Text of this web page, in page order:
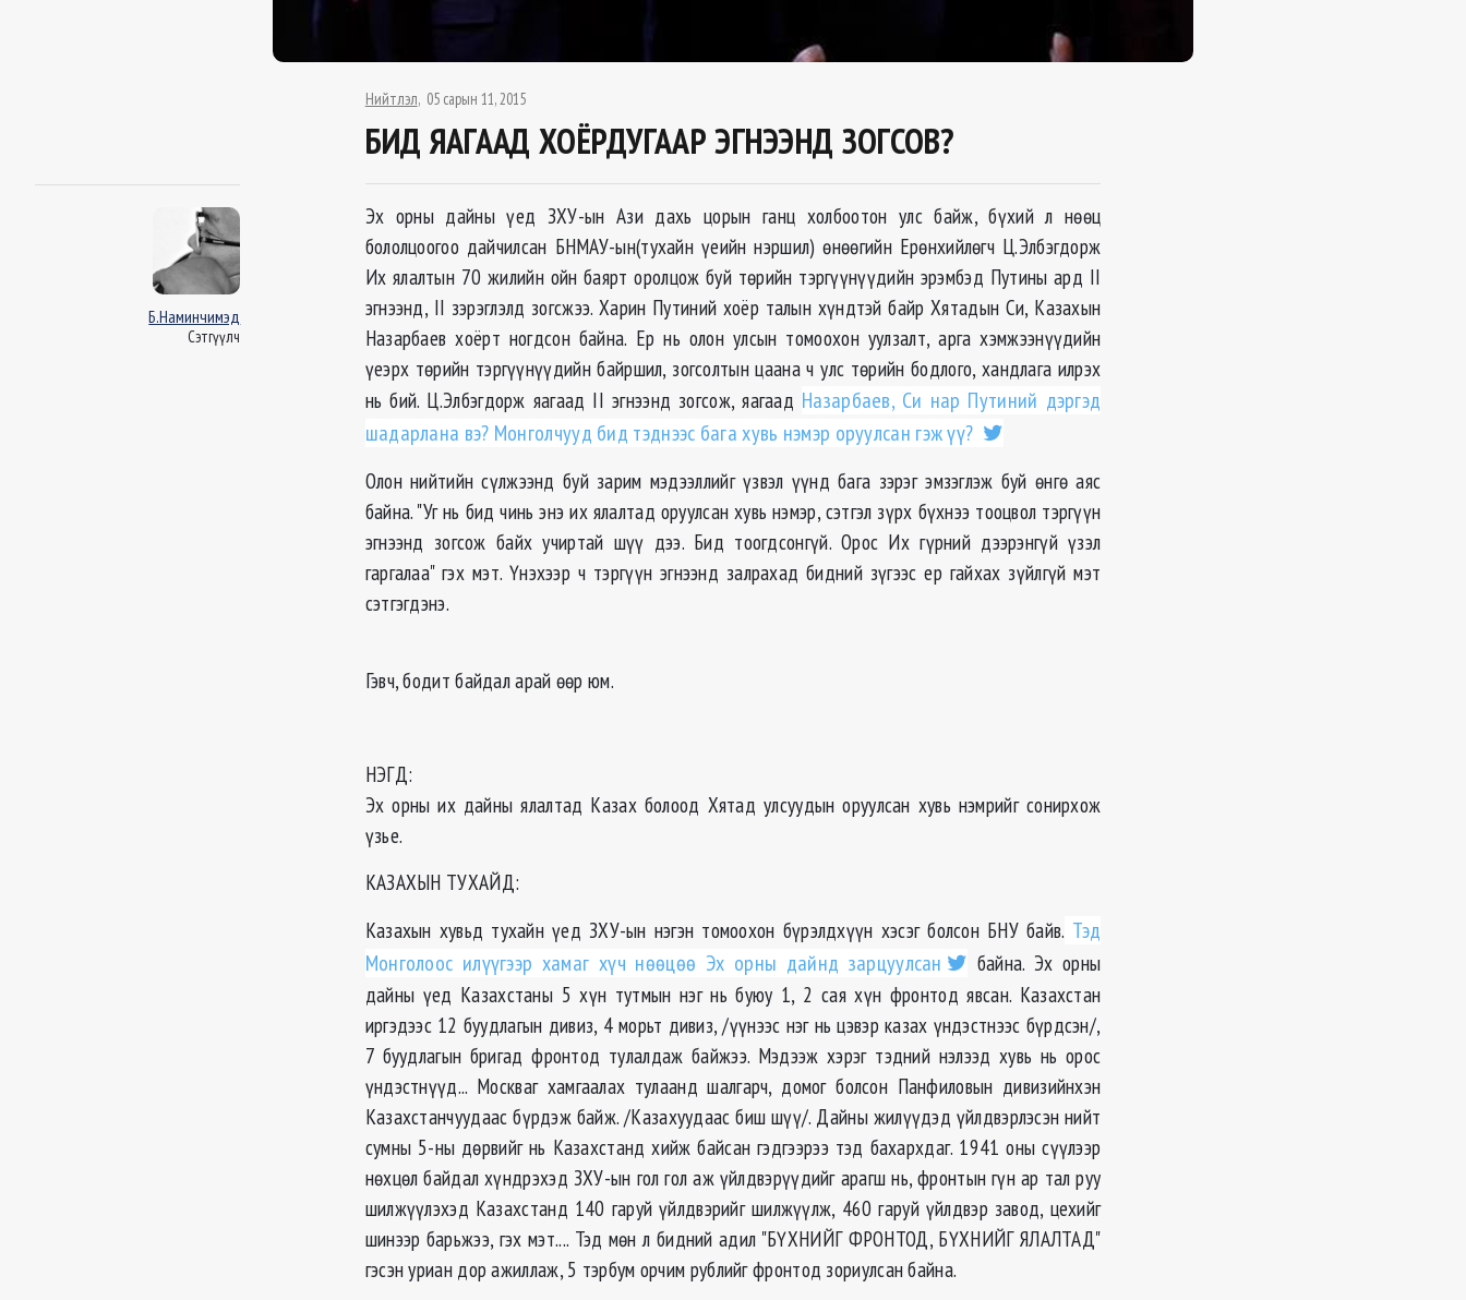
Нийтлэл 05 сарын 11, 2015
БИД ЯАГААД ХОЁРДУГААР ЭГНЭЭНД ЗОГСОВ?
Б.Наминчимэд
Сэтгүүлч
Эх орны дайны үед ЗХУ-ын Ази дахь цорын ганц холбоотон улс байж, бүхий л нөөц
бололцоогоо дайчилсан БНМАУ-ын(тухайн үеийн нэршил) өнөөгийн Ерөнхийлөгч Ц.Элбэгдорж
Их ялалтын 70 жилийн ойн баярт оролцож буй төрийн тэргүүнүүдийн эрэмбэд Путины ард II
эгнээнд, II зэрэглэлд зогсжээ. Харин Путиний хоёр талын хүндтэй байр Хятадын Си, Казахын
Назарбаев хоёрт ногдсон байна. Ер нь олон улсын томоохон уулзалт, арга хэмжээнүүдийн
үеэрх төрийн тэргүүнүүдийн байршил, зогсолтын цаана ч улс төрийн бодлого, хандлага илрэх
нь бий. Ц.Элбэгдорж яагаад II эгнээнд зогсож, яагаад Назарбаев, Си нар Путиний дэргэд
шадарлана вэ? Монголчууд бид тэднээс бага хувь нэмэр оруулсан гэж үү?
Олон нийтийн сүлжээнд буй зарим мэдээллийг үзвэл үүнд бага зэрэг эмзэглэж буй өнгө аяс
байна. "Уг нь бид чинь энэ их ялалтад оруулсан хувь нэмэр, сэтгэл зүрх бүхнээ тооцвол тэргүүн
эгнээнд зогсож байх учиртай шүү дээ. Бид тоогдсонгүй. Орос Их гүрний дээрэнгүй үзэл
гаргалаа" гэх мэт. Үнэхээр ч тэргүүн эгнээнд залрахад бидний зүгээс ер гайхах зүйлгүй мэт
сэтгэгдэнэ.
Гэвч, бодит байдал арай өөр юм.
НЭГД:
Эх орны их дайны ялалтад Казах болоод Хятад улсуудын оруулсан хувь нэмрийг сонирхож
үзье.
КАЗАХЫН ТУХАЙД:
Казахын хувьд тухайн үед ЗХУ-ын нэгэн томоохон бүрэлдхүүн хэсэг болсон БНУ байв. Тэд
Монголоос илүүгээр хамаг хүч нөөцөө Эх орны дайнд зарцуулсан
байна. Эх орны
дайны үед Казахстаны 5 хүн тутмын нэг нь буюу 1, 2 сая хүн фронтод явсан. Казахстан
иргэдээс 12 буудлагын дивиз, 4 морьт дивиз, /үүнээс нэг нь цэвэр казах үндэстнээс бүрдсэн/,
7 буудлагын бригад фронтод тулалдаж байжээ. Мэдээж хэрэг тэдний нэлээд хувь нь орос
үндэстнүүд... Москваг хамгаалах тулаанд шалгарч, домог болсон Панфиловын дивизийнхэн
Казахстанчуудаас бүрдэж байж. /Казахуудаас биш шүү/. Дайны жилүүдэд үйлдвэрлэсэн нийт
сумны 5-ны дөрвийг нь Казахстанд хийж байсан гэдгээрээ тэд бахархдаг. 1941 оны сүүлээр
нөхцөл байдал хүндрэхэд ЗХУ-ын гол гол аж үйлдвэрүүдийг арагш нь, фронтын гүн ар тал руу
шилжүүлэхэд Казахстанд 140 гаруй үйлдвэрийг шилжүүлж, 460 гаруй үйлдвэр завод, цехийг
шинээр барьжээ, гэх мэт.... Тэд мөн л бидний адил "БҮХНИЙГ ФРОНТОД, БҮХНИЙГ ЯЛАЛТАД"
гэсэн уриан дор ажиллаж, 5 тэрбум орчим рублийг фронтод зориулсан байна.